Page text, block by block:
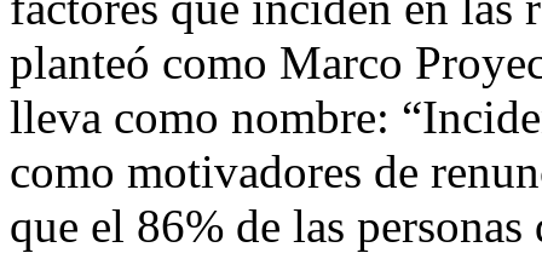
planteó como Marco
lleva como nombre:
como motivadores de
que el 86% de las